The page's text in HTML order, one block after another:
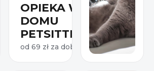
OPIEKA W
DOMU
PETSITTERA
od 69 zł za dobę